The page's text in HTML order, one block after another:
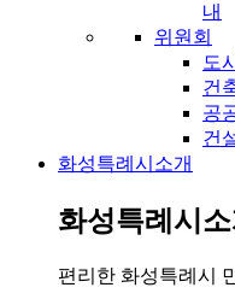
내
위원회
도
건
공
건
화성특례시소개
화성특례시소
편리한 화성특례시